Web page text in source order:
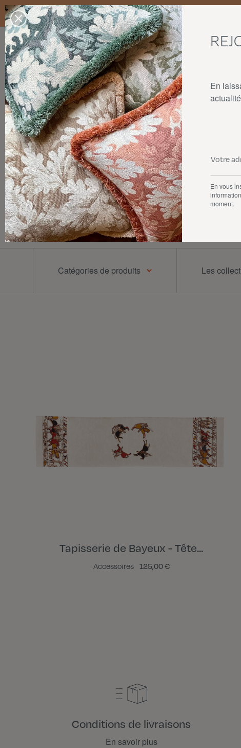
Livraison standard en France Métropolitaine, Belgique, Luxembourg,
dans la limite des stocks disponibles.
Nos produits Collaborations La maison
Accessoires
Catégories de produits Les
Tapisserie de Bayeux - Tête...
Accessoires 125,00 €
Conditions de livraisons
En savoir plus
En vous
moment.
En